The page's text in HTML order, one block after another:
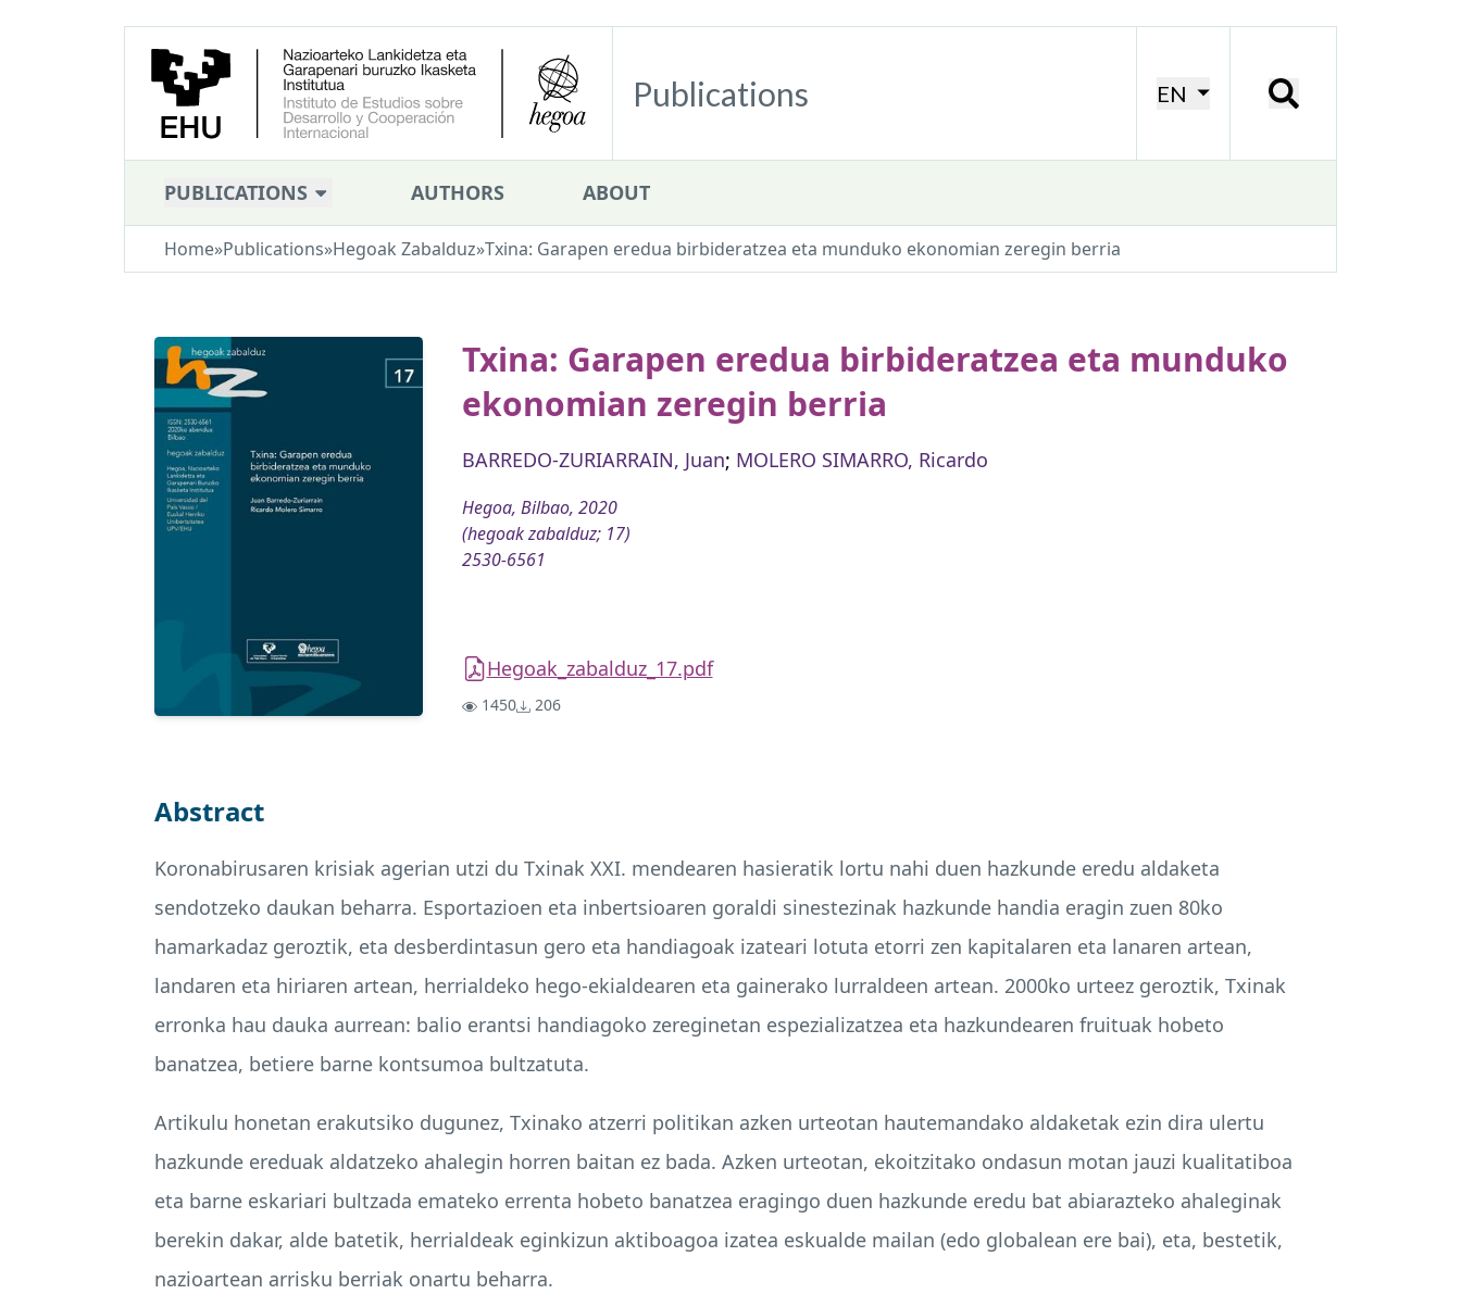
Publications EN
PUBLICATIONS AUTHORS ABOUT
Home»Publications»Hegoak Zabalduz»Txina: Garapen eredua birbideratzea eta munduko ekonomian zeregin berria
Txina: Garapen eredua birbideratzea eta munduko
ekonomian zeregin berria
BARREDO-ZURIARRAIN, Juan; MOLERO SIMARRO, Ricardo
Hegoa, Bilbao, 2020
(hegoak zabalduz; 17)
2530-6561
Hegoak_zabalduz_17.pdf
1450 206
Abstract
Koronabirusaren krisiak agerian utzi du Txinak XXI. mendearen hasieratik lortu nahi duen hazkunde eredu aldaketa
sendotzeko daukan beharra. Esportazioen eta inbertsioaren goraldi sinestezinak hazkunde handia eragin zuen 80ko
hamarkadaz geroztik, eta desberdintasun gero eta handiagoak izateari lotuta etorri zen kapitalaren eta lanaren artean,
landaren eta hiriaren artean, herrialdeko hego-ekialdearen eta gainerako lurraldeen artean. 2000ko urteez geroztik, Txinak
erronka hau dauka aurrean: balio erantsi handiagoko zereginetan espezializatzea eta hazkundearen fruituak hobeto
banatzea, betiere barne kontsumoa bultzatuta.
Artikulu honetan erakutsiko dugunez, Txinako atzerri politikan azken urteotan hautemandako aldaketak ezin dira ulertu
hazkunde ereduak aldatzeko ahalegin horren baitan ez bada. Azken urteotan, ekoitzitako ondasun motan jauzi kualitatiboa
eta barne eskariari bultzada emateko errenta hobeto banatzea eragingo duen hazkunde eredu bat abiarazteko ahaleginak
berekin dakar, alde batetik, herrialdeak eginkizun aktiboagoa izatea eskualde mailan (edo globalean ere bai), eta, bestetik,
nazioartean arrisku berriak onartu beharra.